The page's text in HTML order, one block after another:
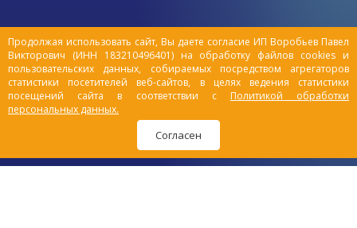
Продолжая использовать сайт, Вы даете согласие ИП Воробьев Павел
Викторович (ИНН 183210496401) на обработку файлов cookies и
пользовательских данных, собираемых посредством агрегаторов
статистики посетителей веб-сайтов, в целях ведения статистики
посещений сайта в соответствии с Политикой обработки
персональных данных.
Согласен